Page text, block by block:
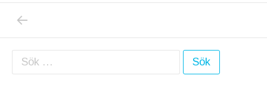
Inläggsnavigering
Sök efter: